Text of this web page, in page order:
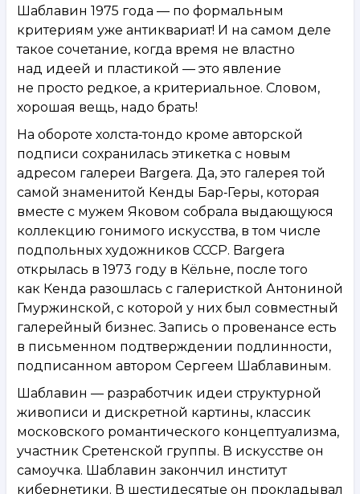
Шаблавин 1975 года — по формальным
критериям уже антиквариат! И на самом деле
такое сочетание, когда время не властно
над идеей и пластикой — это явление
не просто редкое, а критериальное. Словом,
хорошая вещь, надо брать!
На обороте холста‑тондо кроме авторской
подписи сохранилась этикетка с новым
адресом галереи Bargera. Да, это галерея той
самой знаменитой Кенды Бар‑Геры, которая
вместе с мужем Яковом собрала выдающуюся
коллекцию гонимого искусства, в том числе
подпольных художников СССР. Bargera
открылась в 1973 году в Кёльне, после того
как Кенда разошлась с галеристкой Антониной
Гмуржинской, с которой у них был совместный
галерейный бизнес. Запись о провенансе есть
в письменном подтверждении подлинности,
подписанном автором Сергеем Шаблавиным.
Шаблавин — разработчик идеи структурной
живописи и дискретной картины, классик
московского романтического концептуализма,
участник Сретенской группы. В искусстве он
самоучка. Шаблавин закончил институт
кибернетики. В шестидесятые он прокладывал